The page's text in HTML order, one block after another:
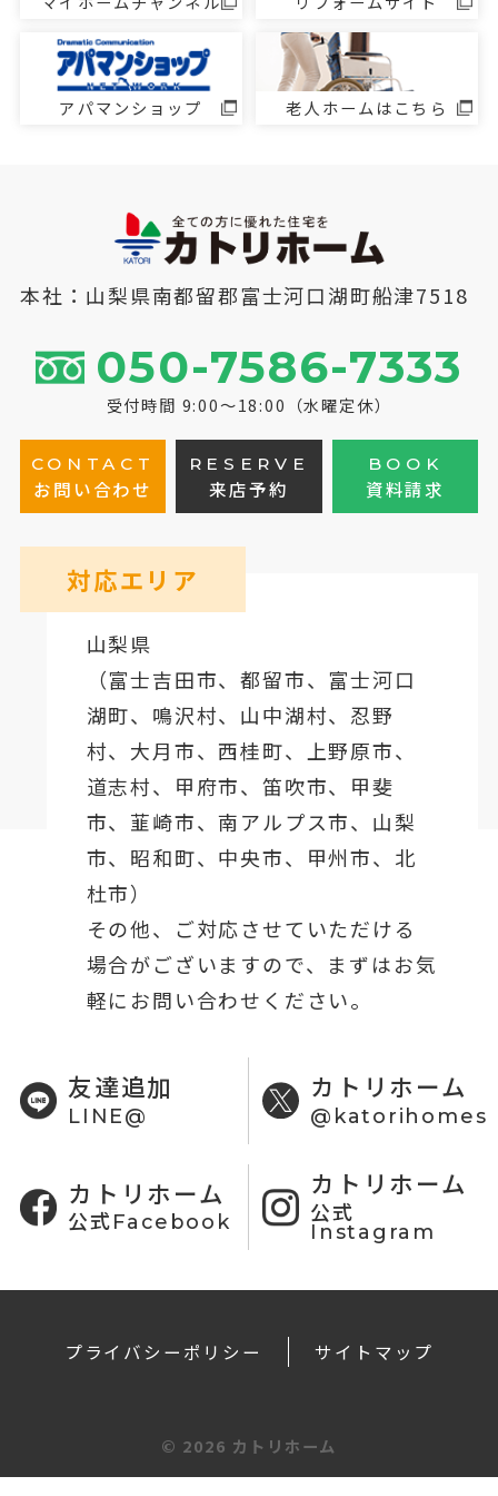
アパマンショップ 老人ホームはこちら
本社：山梨県南都留郡富士河口湖町船津7518
050-7586-7333
受付時間 9:00～18:00（水曜定休）
CONTACT
お問い合わせ
RESERVE
来店予約
BOOK
資料請求
対応エリア
山梨県
（富士吉田市、都留市、 富士河口
湖町、鳴沢村、山中湖村、忍野
村、 大月市、西桂町、上野原市、
道志村、 甲府市、笛吹市、甲斐
市、韮崎市、南アルプス市、山梨
市、昭和町、中央市、甲州市、北
杜市）
その他、ご対応させていただける
場合がございますので、まずはお気
軽にお問い合わせください。
友達追加
LINE@
カトリホーム
@katorihomes
カトリホーム
公式Facebook
カトリホーム
公式
Instagram
プライバシーポリシー サイトマップ
© 2026 カトリホーム